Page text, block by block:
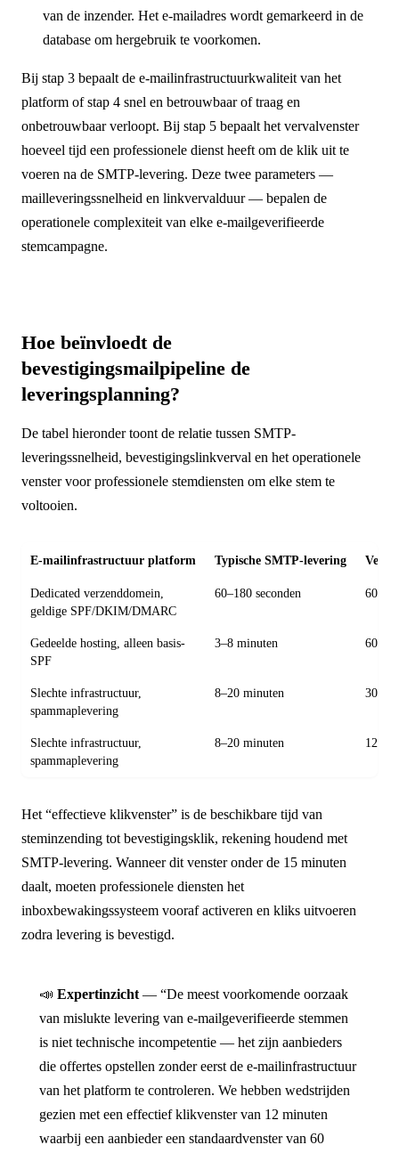
van de inzender. Het e-mailadres wordt gemarkeerd in de
database om hergebruik te voorkomen.
Bij stap 3 bepaalt de e-mailinfrastructuurkwaliteit van het
platform of stap 4 snel en betrouwbaar of traag en
onbetrouwbaar verloopt. Bij stap 5 bepaalt het vervalvenster
hoeveel tijd een professionele dienst heeft om de klik uit te
voeren na de SMTP-levering. Deze twee parameters —
mailleverings­snelheid en linkvervalduur — bepalen de
operationele complexiteit van elke e-mailgeverifieerde
stemcampagne.
Hoe beïnvloedt de
bevestigingsmailpipeline de
leveringsplanning?
De tabel hieronder toont de relatie tussen SMTP-
leveringssnelheid, bevestigingslinkverval en het operationele
venster voor professionele stemdiensten om elke stem te
voltooien.
E-mailinfrastructuur platform Typische SMTP-levering
Dedicated verzenddomein,
geldige SPF/DKIM/DMARC
60–180 seconden 60
Gedeelde hosting, alleen basis-
SPF
3–8 minuten 60
Slechte infrastructuur,
spammaplevering
8–20 minuten 30
Slechte infrastructuur,
spammaplevering
8–20 minuten 120
Het “effectieve klikvenster” is de beschikbare tijd van
steminzending tot bevestigingsklik, rekening houdend met
SMTP-levering. Wanneer dit venster onder de 15 minuten
daalt, moeten professionele diensten het
inboxbewakingssysteem vooraf activeren en kliks uitvoeren
zodra levering is bevestigd.
📣 Expertinzicht — “De meest voorkomende oorzaak
van mislukte levering van e-mailgeverifieerde stemmen
is niet technische incompetentie — het zijn aanbieders
die offertes opstellen zonder eerst de e-mailinfrastructuur
van het platform te controleren. We hebben wedstrijden
gezien met een effectief klikvenster van 12 minuten
waarbij een aanbieder een standaardvenster van 60